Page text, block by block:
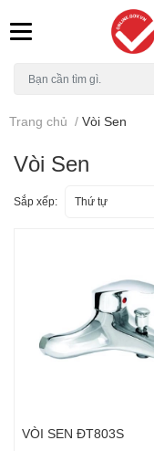
Trang chủ / Vòi Sen
Vòi Sen
Sắp xếp: Thứ tự
VÒI SEN ĐT803S